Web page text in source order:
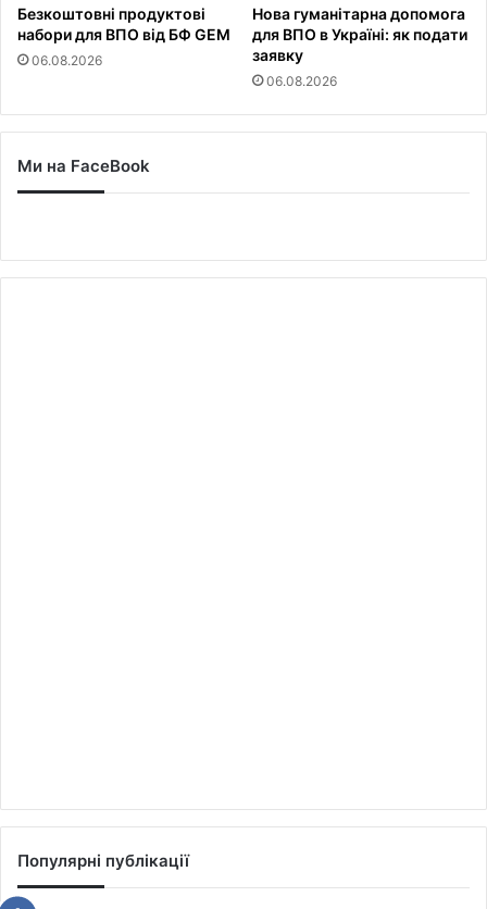
Безкоштовні продуктові
набори для ВПО від БФ GEM
06.08.2026
Нова гуманітарна допомога
для ВПО в Україні: як подати
заявку
06.08.2026
Ми на FaceBook
Популярні публікації